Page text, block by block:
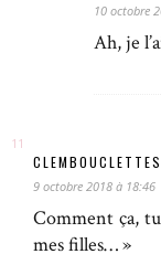
10 octobre
Ah, je
CLEMBOUCLETTES
9 octobre 2018 à 18:46
Comment ça,
mes filles… »